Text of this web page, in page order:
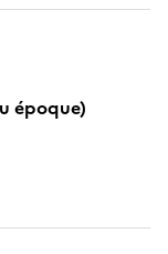
époque)